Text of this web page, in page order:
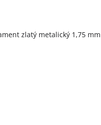
zlatý metalický 1,75